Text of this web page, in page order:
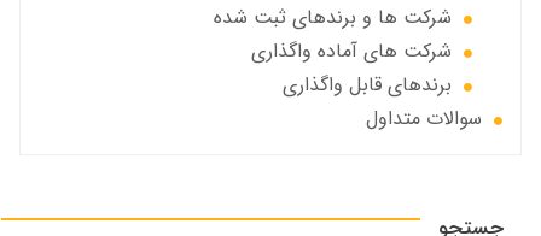
شرکت ها و برندهای ثبت شده
شرکت های آماده واگذاری
برندهای قابل واگذاری
سوالات متداول
جستجو